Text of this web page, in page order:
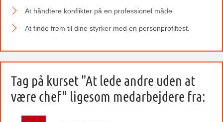
At håndtere konflikter på en professionel måde
At finde frem til dine styrker med en personprofiltest.
Tag på kurset "At lede andre uden at
være chef" ligesom medarbejdere fra: